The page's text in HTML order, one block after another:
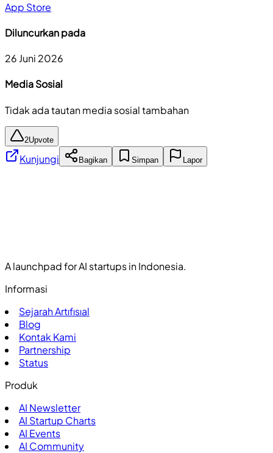
App Store
Diluncurkan pada
26 Juni 2026
Media Sosial
Tidak ada tautan media sosial tambahan
2Upvote
Kunjungi Bagikan Simpan Lapor
A launchpad for AI startups in Indonesia.
Informasi
Sejarah Artıfısıal
Blog
Kontak Kami
Partnership
Status
Produk
AI Newsletter
AI Startup Charts
AI Events
AI Community